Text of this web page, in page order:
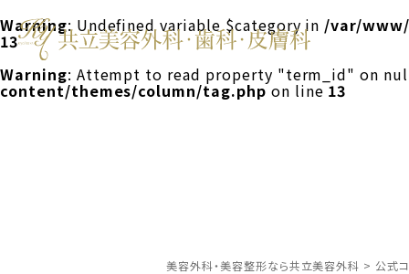
Warning: Undefined variable $category in /var/
13
Warning: Attempt to read property "term_id" on
content/themes/column/tag.phpon line13
美容外科・美容整形なら共立美容外科 > 公式